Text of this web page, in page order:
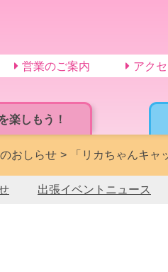
楽しもう！
営業のご案内 アクセ
おしらせ 「リカちゃんキ
出張イベントニュース